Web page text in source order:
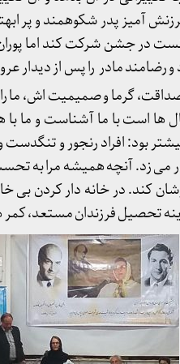
آمیز پدر شکوهمند و پر
در جشن شرکت کند اما
رضامند مادر را پس از دیدار
صداقت، گرما و صمیمیت اش،
ها است با ما آشناست و ما با
افراد رنجور و تنگدست و
در می زد. آنچه همیشه مرا به
کند. در خانه دار کردن بی
تحصیل فرزندان مستعد،